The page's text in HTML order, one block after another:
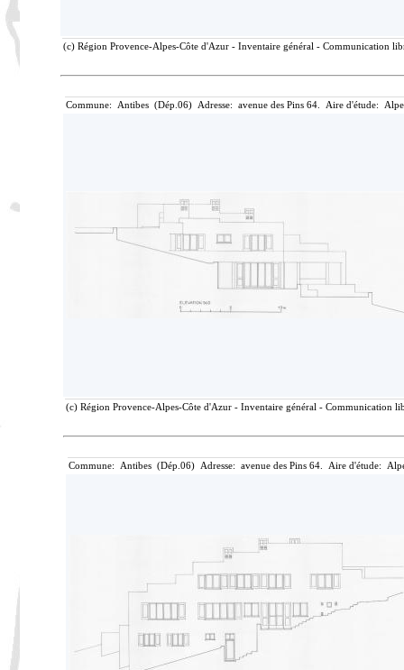
(c) Région Provence-Alpes-Côte d'Azur - Inventaire général - Communication
Commune: Antibes (Dép.06) Adresse: avenue des Pins 64. Aire d'étude:
(c) Région Provence-Alpes-Côte d'Azur - Inventaire général - Communication
Commune: Antibes (Dép.06) Adresse: avenue des Pins 64. Aire d'étude: